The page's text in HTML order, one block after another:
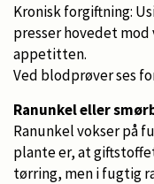
Kronisk forgiftning:
presser hovedet
appetitten.
Ved blodprøver ses
Ranunkel eller
Ranunkel vokser på
plante er, at
tørring, men i fugtig